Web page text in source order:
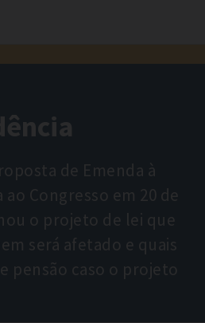
de Emenda à
Congresso em 20 de
o projeto de lei que
será afetado e quais
pensão caso o projeto